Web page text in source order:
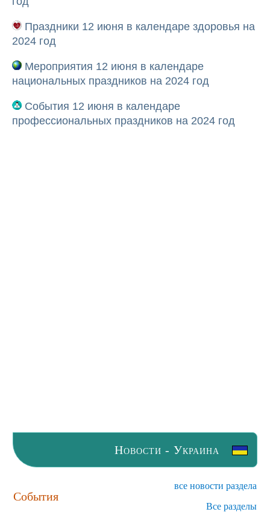
Праздники 12 июня в календаре здоровья на
2024 год
Мероприятия 12 июня в календаре
национальных праздников на 2024 год
События 12 июня в календаре
профессиональных праздников на 2024 год
Новости - Украина
События
все новости раздела
Все разделы